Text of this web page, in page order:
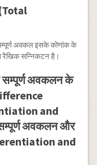
अवकल इसके कोणांक के
सन्निकटन है।
अवकलन के
and
अवकलन और
and